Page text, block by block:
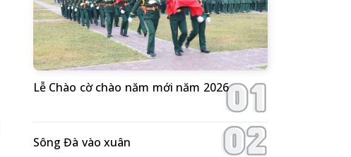
Lễ Chào cờ chào năm mới năm 2026
Sông Đà vào xuân